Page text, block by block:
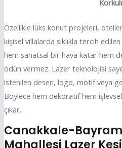
Özellikle lüks konut projeleri,
kişisel villalarda sıklıkla tercih
hem sanatsal bir hava katar hem
ödün vermez. Lazer teknolojisi
istenilen desen, logo, motif veya
Böylece hem dekoratif hem
çıkar.
Canakkale-
Mahallesi Lazer